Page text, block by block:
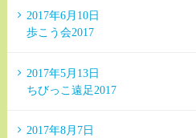
2017年6月10日
歩こう会2017
2017年5月13日
ちびっこ遠足2017
2017年8月7日